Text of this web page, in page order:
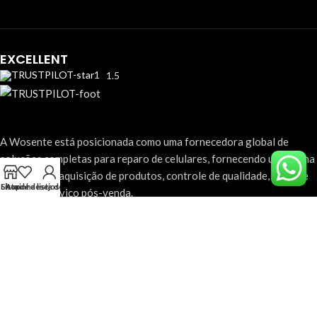
EXCELLENT
1.5
A Wosente está posicionada como uma fornecedora global de
soluções completas para reparo de celulares, fornecendo uma gama
completa de aquisição de produtos, controle de qualidade, suporte
técnico e serviço pós-venda.
Shop
Lista de desejos
A minha lista de desejos